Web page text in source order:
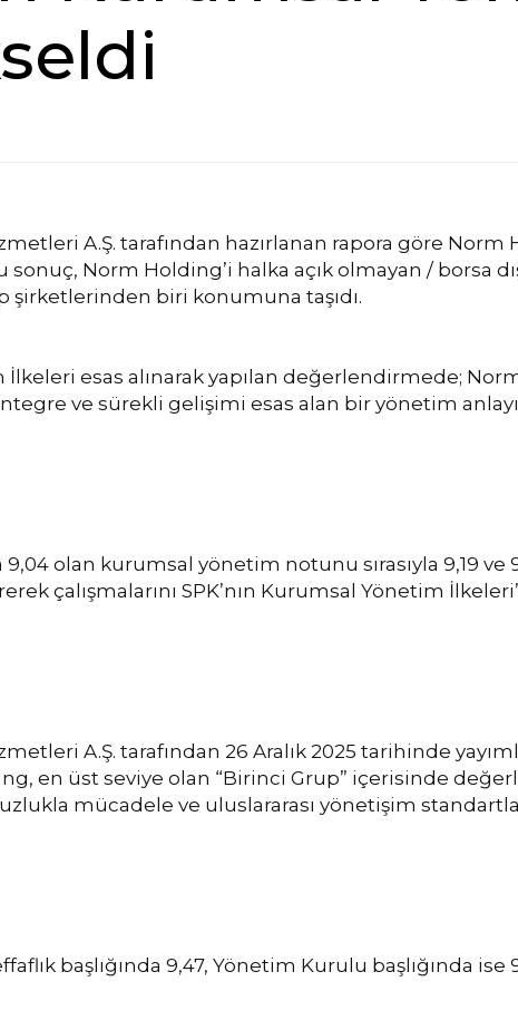
A.Ş. tarafından hazırlanan rapora göre
Norm Holding’i halka açık olmayan / borsa
biri konumuna taşıdı.
esas alınarak yapılan değerlendirmede;
ve sürekli gelişimi esas alan bir yönetim
olan kurumsal yönetim notunu sırasıyla 9,19 ve
çalışmalarını SPK’nın Kurumsal Yönetim
A.Ş. tarafından 26 Aralık 2025 tarihinde
en üst seviye olan “Birinci Grup” içerisinde
mücadele ve uluslararası yönetişim
başlığında 9,47, Yönetim Kurulu başlığında